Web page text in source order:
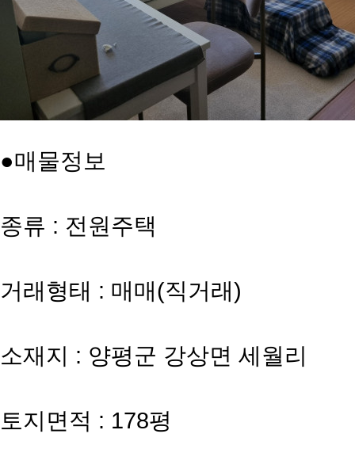
●매물정보
종류 : 전원주택
거래형태 : 매매(직거래)
소재지 : 양평군 강상면 세월리
토지면적 : 178평